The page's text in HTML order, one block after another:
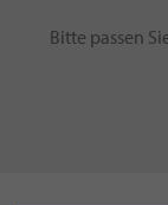
Bitte passen